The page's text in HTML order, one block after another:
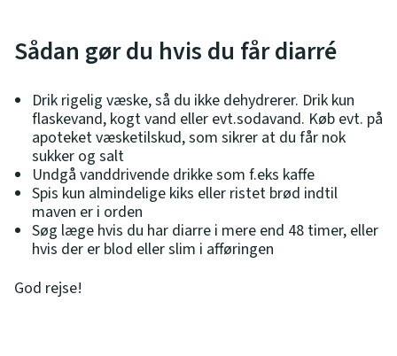
Sådan gør du hvis du får diarré
Drik rigelig væske, så du ikke dehydrerer. Drik kun
flaskevand, kogt vand eller evt.sodavand. Køb evt. på
apoteket væsketilskud, som sikrer at du får nok
sukker og salt
Undgå vanddrivende drikke som f.eks kaffe
Spis kun almindelige kiks eller ristet brød indtil
maven er i orden
Søg læge hvis du har diarre i mere end 48 timer, eller
hvis der er blod eller slim i afføringen
God rejse!